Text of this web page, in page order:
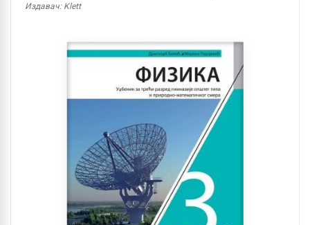
Издавач: Klett